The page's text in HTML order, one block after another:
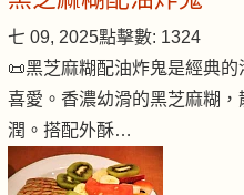
七 09, 2025點擊數: 1324
📜黑芝麻糊配油炸鬼是經典
喜愛。香濃幼滑的黑芝麻糊
潤。搭配外酥…